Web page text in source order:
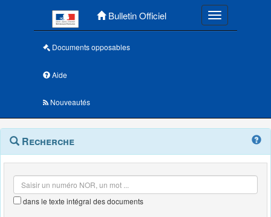
Bulletin Officiel Toggle
Documents opposables
Aide
Nouveautés
Navigation
outils
Menu
contextuel
Recherche
dans le texte intégral des documents